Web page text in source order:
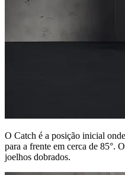
O Catch é a posição inicial
para a frente em cerca de 85°.
joelhos dobrados.